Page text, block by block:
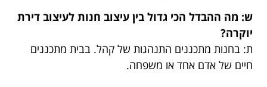
ש: מה ההבדל הכי גדול בין עיצוב חנות לעיצוב דירת
יוקרה?
ת: בחנות מתכננים התנהגות של קהל. בבית מתכננים
חיים של אדם אחד או משפחה.